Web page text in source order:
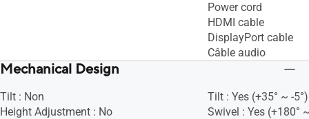
Power cord
HDMI cable
DisplayPort cable
Câble audio
Mechanical Design
Tilt : Non
Height Adjustment : No
Tilt : Yes (+35° ~ -5°)
Swivel : Yes (+180°